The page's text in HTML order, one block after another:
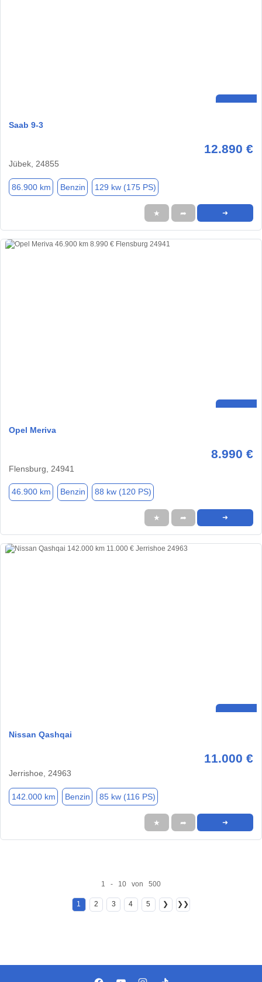
Saab 9-3
12.890 €
Jübek, 24855
86.900 km Benzin 129 kw (175 PS)
★ ➦ ➜
Opel Meriva
8.990 €
Flensburg, 24941
46.900 km Benzin 88 kw (120 PS)
★ ➦ ➜
Nissan Qashqai
11.000 €
Jerrishoe, 24963
142.000 km Benzin 85 kw (116 PS)
★ ➦ ➜
1 - 10 von 500
1 2 3 4 5 ❯ ❯❯